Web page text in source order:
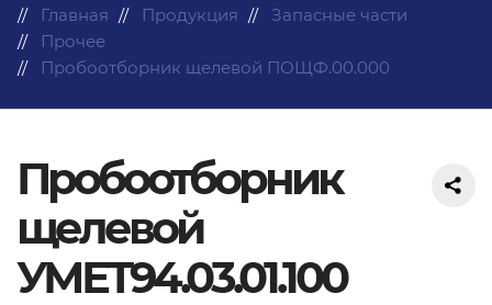
Главная Продукция
Запасные части
Прочее
Пробоотборник щелевой ПОЩФ.00.000
Пробоотборник
щелевой
УМЕТ94.03.01.100